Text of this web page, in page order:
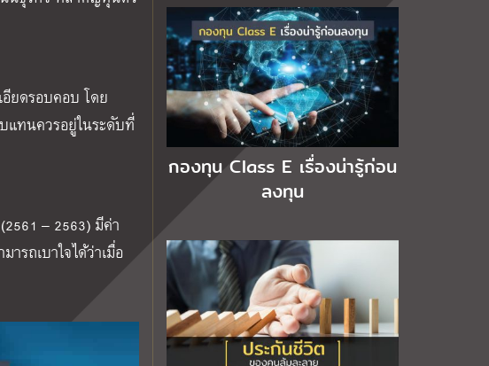
ยดรอบคอบ โดย
แทนควรอยู่ในระดับที่
– 2563) มีค่า
รถเบาใจได้ว่าเมื่อ
กองทุน Class E เรื่องน่ารู้ก่อน
ลงทุน